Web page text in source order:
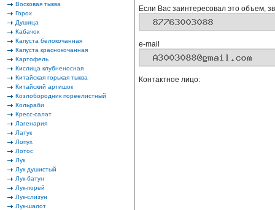
Восковая тыква
Горох
Душица
Кабачок
Капуста белокочанная
Капуста краснокочанная
Картофель
Кислица клубненосная
Китайская горькая тыква
Китайский артишок
Козлобородник пореелистный
Кольраби
Кресс-салат
Лагенария
Латук
Лопух
Лотос
Лук
Лук душистый
Лук-батун
Лук-порей
Лук-слизун
Лук-шалот
Если Вас заинтересовал это объем,
e-mail
Контактное лицо: